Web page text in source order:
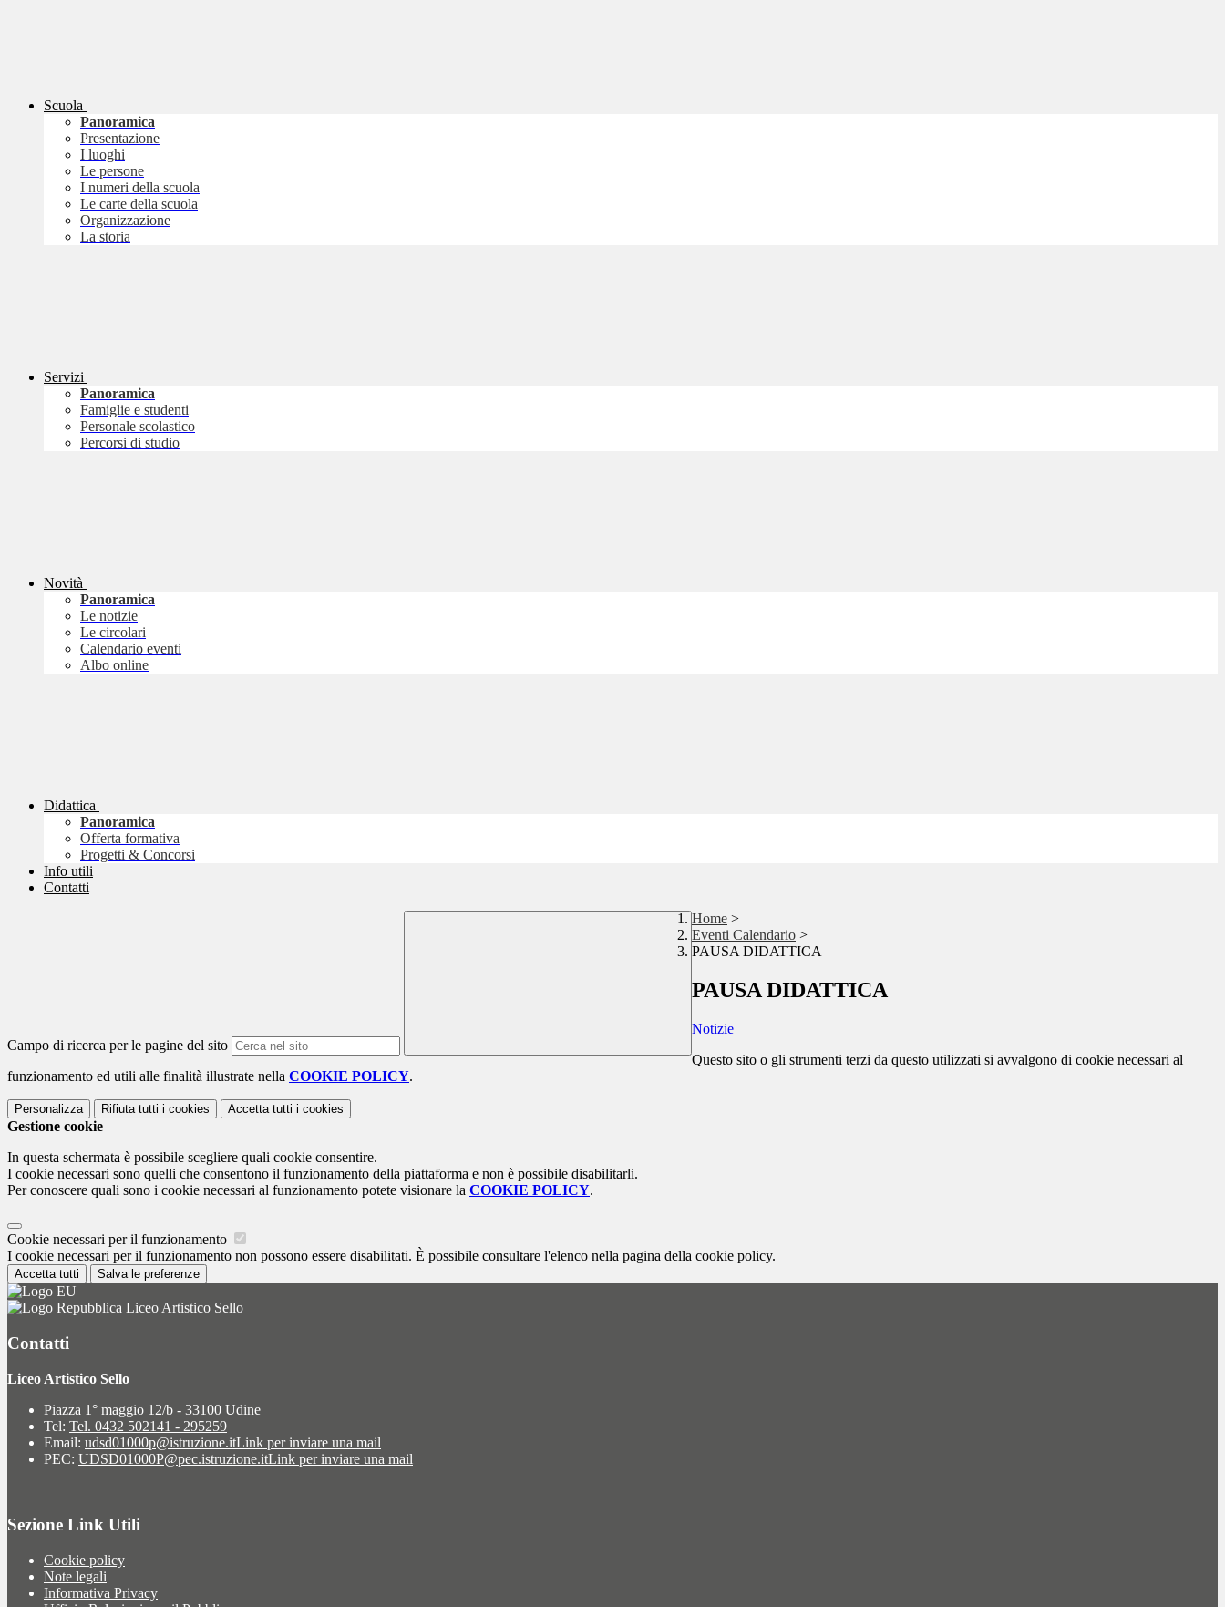
Scuola
Panoramica
Presentazione
I luoghi
Le persone
I numeri della scuola
Le carte della scuola
Organizzazione
La storia
Servizi
Panoramica
Famiglie e studenti
Personale scolastico
Percorsi di studio
Novità
Panoramica
Le notizie
Le circolari
Calendario eventi
Albo online
Didattica
Panoramica
Offerta formativa
Progetti & Concorsi
Info utili
Contatti
Campo di ricerca per le pagine del sito
Home >
Eventi Calendario >
PAUSA DIDATTICA
PAUSA DIDATTICA
Notizie
Questo sito o gli strumenti terzi da questo utilizzati si avvalgono di cookie necessari al
funzionamento ed utili alle finalità illustrate nella COOKIE POLICY.
Personalizza Rifiuta tutti i cookies Accetta tutti i cookies
Gestione cookie
In questa schermata è possibile scegliere quali cookie consentire.
I cookie necessari sono quelli che consentono il funzionamento della piattaforma e non è possibile disabilitarli.
Per conoscere quali sono i cookie necessari al funzionamento potete visionare la COOKIE POLICY.
Cookie necessari per il funzionamento
I cookie necessari per il funzionamento non possono essere disabilitati. È possibile consultare l'elenco nella pagina della cookie policy.
Accetta tutti Salva le preferenze
Liceo Artistico Sello
Contatti
Liceo Artistico Sello
Piazza 1° maggio 12/b - 33100 Udine
Tel: Tel. 0432 502141 - 295259
Email: udsd01000p@istruzione.itLink per inviare una mail
PEC: UDSD01000P@pec.istruzione.itLink per inviare una mail
Sezione Link Utili
Cookie policy
Note legali
Informativa Privacy